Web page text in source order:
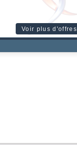
Voir plus d'offres